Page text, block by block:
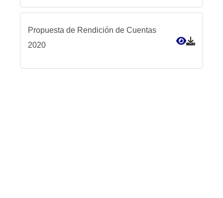
Propuesta de Rendición de Cuentas
2020